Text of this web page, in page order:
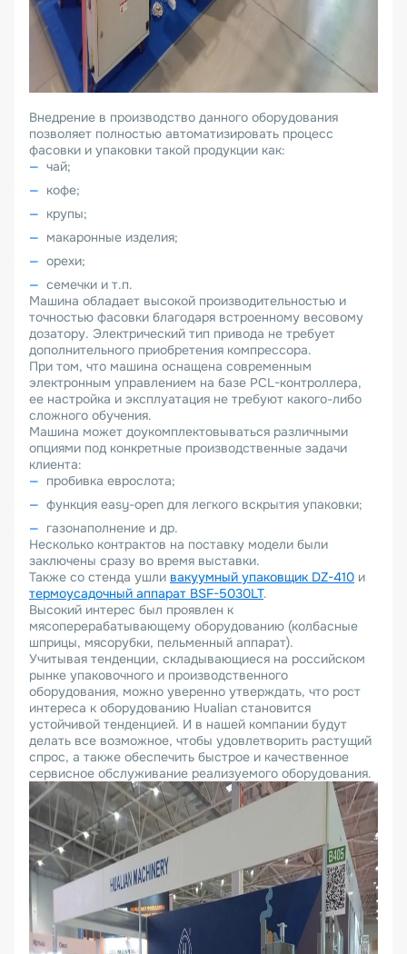
Внедрение в производство данного оборудования
позволяет полностью автоматизировать процесс
фасовки и упаковки такой продукции как:
чай;
кофе;
крупы;
макаронные изделия;
орехи;
семечки и т.п.
Машина обладает высокой производительностью и
точностью фасовки благодаря встроенному весовому
дозатору. Электрический тип привода не требует
дополнительного приобретения компрессора.
При том, что машина оснащена современным
электронным управлением на базе PCL-контроллера,
ее настройка и эксплуатация не требуют какого-либо
сложного обучения.
Машина может доукомплектовываться различными
опциями под конкретные производственные задачи
клиента:
пробивка еврослота;
функция easy-open для легкого вскрытия упаковки;
газонаполнение и др.
Несколько контрактов на поставку модели были
заключены сразу во время выставки.
Также со стенда ушли вакуумный упаковщик DZ-410 и
термоусадочный аппарат BSF-5030LT.
Высокий интерес был проявлен к
мясоперерабатывающему оборудованию (колбасные
шприцы, мясорубки, пельменный аппарат).
Учитывая тенденции, складывающиеся на российском
рынке упаковочного и производственного
оборудования, можно уверенно утверждать, что рост
интереса к оборудованию Hualian становится
устойчивой тенденцией. И в нашей компании будут
делать все возможное, чтобы удовлетворить растущий
спрос, а также обеспечить быстрое и качественное
сервисное обслуживание реализуемого оборудования.